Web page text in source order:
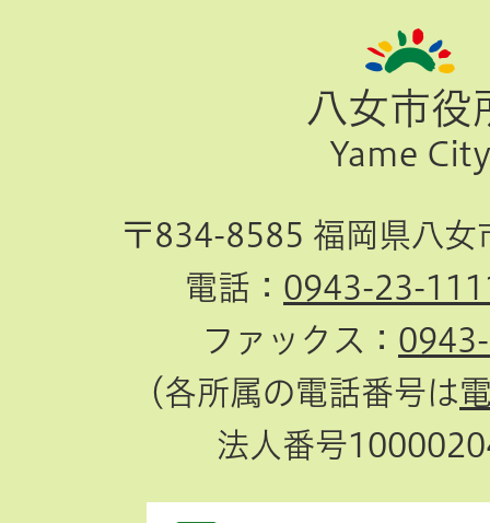
八女市役
Yame City
〒834-8585 福岡県八女
電話： 0943-23-
ファックス：
（各所属の電話番号は
法人番号